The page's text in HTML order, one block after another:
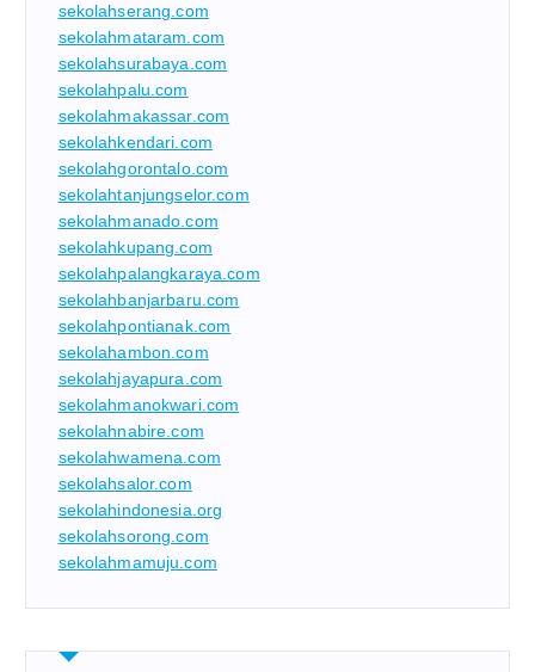
sekolahserang.com
sekolahmataram.com
sekolahsurabaya.com
sekolahpalu.com
sekolahmakassar.com
sekolahkendari.com
sekolahgorontalo.com
sekolahtanjungselor.com
sekolahmanado.com
sekolahkupang.com
sekolahpalangkaraya.com
sekolahbanjarbaru.com
sekolahpontianak.com
sekolahambon.com
sekolahjayapura.com
sekolahmanokwari.com
sekolahnabire.com
sekolahwamena.com
sekolahsalor.com
sekolahindonesia.org
sekolahsorong.com
sekolahmamuju.com